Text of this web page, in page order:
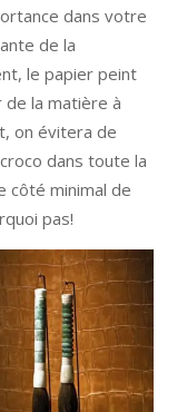
dans votre
de la
le papier peint
la matière à
on évitera de
dans toute la
côté minimal de
pas!